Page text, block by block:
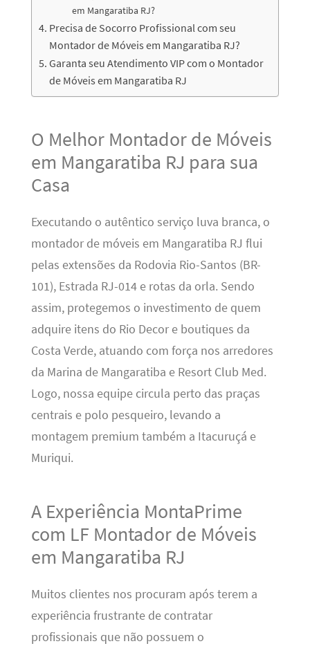
em Mangaratiba RJ?
Precisa de Socorro Profissional com seu
Montador de Móveis em Mangaratiba RJ?
Garanta seu Atendimento VIP com o Montador
de Móveis em Mangaratiba RJ
O Melhor Montador de Móveis
em Mangaratiba RJ para sua
Casa
Executando o autêntico serviço luva branca, o
montador de móveis em Mangaratiba RJ flui
pelas extensões da Rodovia Rio-Santos (BR-
101), Estrada RJ-014 e rotas da orla. Sendo
assim, protegemos o investimento de quem
adquire itens do Rio Decor e boutiques da
Costa Verde, atuando com força nos arredores
da Marina de Mangaratiba e Resort Club Med.
Logo, nossa equipe circula perto das praças
centrais e polo pesqueiro, levando a
montagem premium também a Itacuruçá e
Muriqui.
A Experiência MontaPrime
com LF Montador de Móveis
em Mangaratiba RJ
Muitos clientes nos procuram após terem a
experiência frustrante de contratar
profissionais que não possuem o